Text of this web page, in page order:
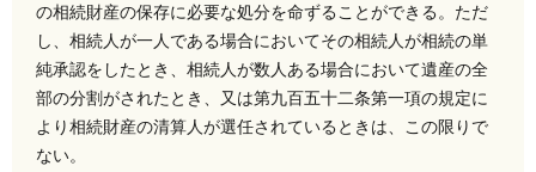
の相続財産の保存に必要な処分を命ずることができる。ただ
し、相続人が一人である場合においてその相続人が相続の単
純承認をしたとき、相続人が数人ある場合において遺産の全
部の分割がされたとき、又は第九百五十二条第一項の規定に
より相続財産の清算人が選任されているときは、この限りで
ない。